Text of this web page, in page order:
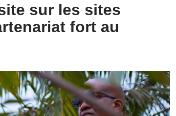
sur les sites
fort au